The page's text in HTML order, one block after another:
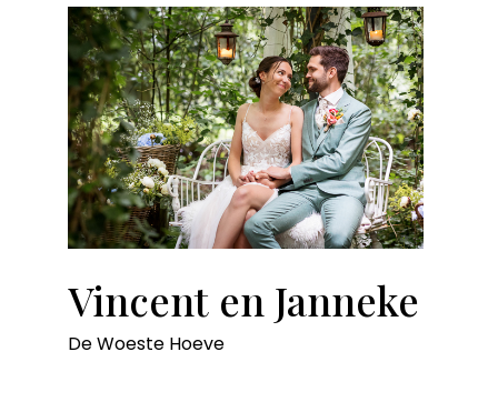
Vincent en Janneke
De Woeste Hoeve